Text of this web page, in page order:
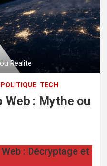
Realite
POLITIQUE TECH
Web : Mythe ou
: Décryptage et